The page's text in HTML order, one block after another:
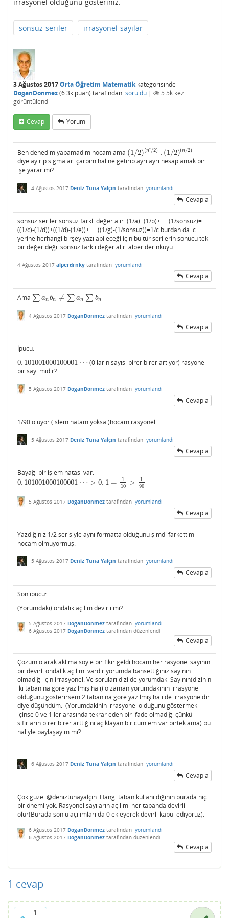
sonsuz-seriler irrasyonel-sayılar
3 Ağustos 2017Orta Öğretim Matematikkategorisinde
DoganDonmez(6.3k puan) tarafından soruldu | 5.5k kez
görüntülendi
Cevap Yorum
Ben denedim yapamadım hocam ama (1/2)(n²/2) . (1/2)(n/2)
(1/2)(n²/2). 1 /2)(n/2)
diye ayırıp sigmalari çarpım haline getirip ayrı ayrı hesaplamak bir
işe yarar mı?
4 Ağustos 2017 Deniz Tuna Yalçın tarafından yorumlandı
Cevapla
sonsuz seriler sonsuz farklı değer alır. (1/a)+(1/b)+...+(1/sonsuz)=
((1/c)-(1/d))+((1/d)-(1/e))+...+((1/g)-(1/sonsuz))=1/c burdan da c
yerine herhangi birşey yazılabileceği için bu tür serilerin sonucu tek
bir değer değil sonsuz farklı değer alır. alper derinkuyu
4 Ağustos 2017 alperdrnky tarafından yorumlandı
Cevapla
Ama ∑ an bn ≠ ∑ an ∑ bn
∑ anbn≠∑ an ∑b n
4 Ağustos 2017 DoganDonmez tarafından yorumlandı
Cevapla
İpucu:
0, 101001000100001 ⋯
0, 101001000100001⋯
(0 ların sayısı birer birer artıyor) rasyonel
bir sayı mıdır?
5 Ağustos 2017 DoganDonmez tarafından yorumlandı
Cevapla
1/90 oluyor (islem hatam yoksa )hocam rasyonel
5 Ağustos 2017 Deniz Tuna Yalçın tarafından yorumlandı
Cevapla
Bayağı bir işlem hatası var.
0, 101001000100001 ⋯ > 0, 1 =
1
10
>
1
90
0, 101001000100001⋯ > 0 ,1= 110 >190
5 Ağustos 2017 DoganDonmez tarafından yorumlandı
Cevapla
Yazdığınız 1/2 serisiyle aynı formatta olduğunu şimdi farkettim
hocam olmuyormuş.
5 Ağustos 2017 Deniz Tuna Yalçın tarafından yorumlandı
Cevapla
Son ipucu:
(Yorumdaki) ondalık açılım devirli mi?
5 Ağustos 2017 DoganDonmez tarafından yorumlandı
6 Ağustos 2017 DoganDonmez tarafından düzenlendi
Cevapla
Çözüm olarak aklıma söyle bir fikir geldi hocam her rasyonel sayının
bir devirli ondalik açılımı vardır yorumda bahsettiğiniz sayının
olmadığı için irrasyonel. Ve soruları dizi de yorumdaki Sayının(dizinin
iki tabanına göre yazılmış hali) o zaman yorumdakinin irrasyonel
olduğunu gösterirsem 2 tabanına göre yazılmış hali de irrasyoneldir
diye düşündüm. (Yorumdakinin irrasyonel olduğunu göstermek
içinse 0 ve 1 ler arasında tekrar eden bir ifade olmadığı çünkü
sıfirlarin birer birer arttığını açıklayan bir cümlem var birtek ama) bu
haliyle paylaşayım mı?
6 Ağustos 2017 Deniz Tuna Yalçın tarafından yorumlandı
Cevapla
Çok güzel @deniztunayalçın. Hangi taban kullanıldığının burada hiç
bir önemi yok. Rasyonel sayıların açılımı her tabanda devirli
olur(Burada sonlu açılımları da 0 ekleyerek devirli kabul ediyoruz).
6 Ağustos 2017 DoganDonmez tarafından yorumlandı
6 Ağustos 2017 DoganDonmez tarafından düzenlendi
Cevapla
1 cevap
1